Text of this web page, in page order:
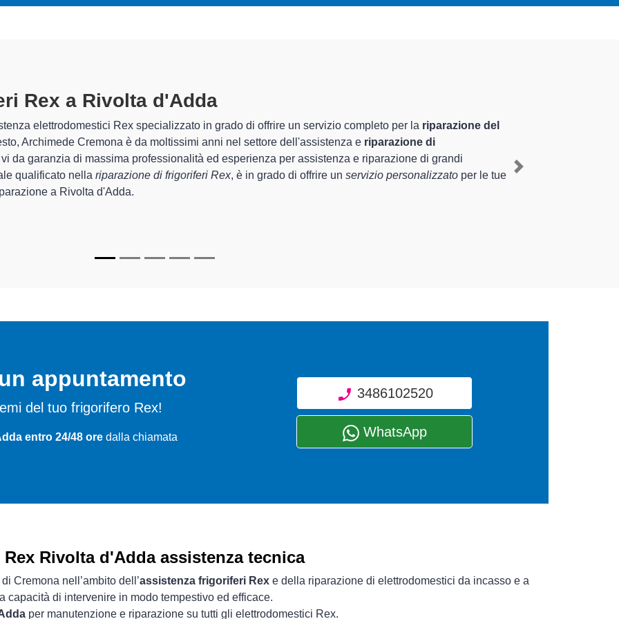
A Rivolta D'Addaspecializzati altamente preparati
sono in grado di garantire al cliente esperienza pluriennale nel territorio di Rivolta d'Adda e
e lariparazione del tuo frigorifero Rex a Rivolta d'Adda, mediante il ripristino rapido del
Cremona sono in grado di fornire interventi di diverse tipologie sugli elettrodomestici da riparare
e durare a lungo nel tempo.
Next
appuntamento
del tuo frigorifero Rex!
entro 24/48 ore dalla chiamata
3486102520
WhatsApp
Rex Rivolta d'Adda assistenza tecnica
Cremona nell’ambito dell’assistenza frigoriferi Rex e della riparazione di elettrodomestici da incasso e a
capacità di intervenire in modo tempestivo ed efficace.
per manutenzione e riparazione su tutti gli elettrodomestici Rex.